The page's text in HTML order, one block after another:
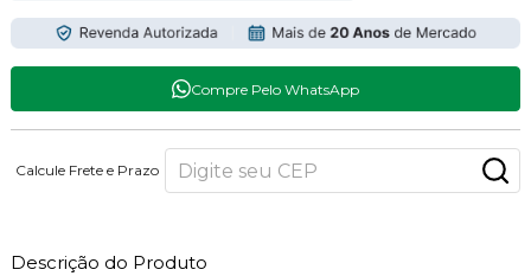
Compre Pelo WhatsApp
Calcule Frete e Prazo
Descrição do Produto